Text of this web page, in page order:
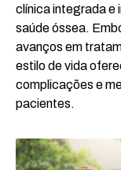
clínica integrada e
saúde óssea.
avanços em
estilo de vida
complicações e
pacientes.